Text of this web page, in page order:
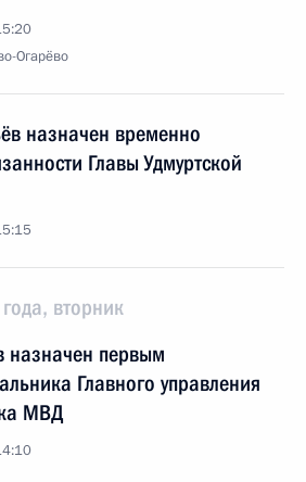
Огарёво
назначен временно
Главы Удмуртской
вторник
первым
Главного управления
МВД